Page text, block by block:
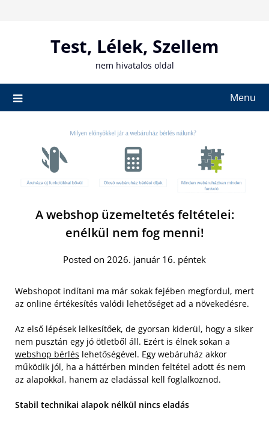
Test, Lélek, Szellem
nem hivatalos oldal
Menu
A webshop üzemeltetés feltételei:
enélkül nem fog menni!
Posted on 2026. január 16. péntek
Webshopot indítani ma már sokak fejében megfordul, mert
az online értékesítés valódi lehetőséget ad a növekedésre.
Az első lépések lelkesítőek, de gyorsan kiderül, hogy a siker
nem pusztán egy jó ötletből áll. Ezért is élnek sokan a
webshop bérlés lehetőségével. Egy webáruház akkor
működik jól, ha a háttérben minden feltétel adott és nem
az alapokkal, hanem az eladással kell foglalkoznod.
Stabil technikai alapok nélkül nincs eladás